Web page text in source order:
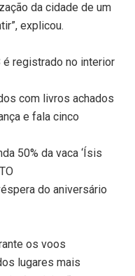
da cidade de um
explicou.
é registrado no interior
com livros achados
e fala cinco
50% da vaca ‘Ísis
do aniversário
os voos
lugares mais